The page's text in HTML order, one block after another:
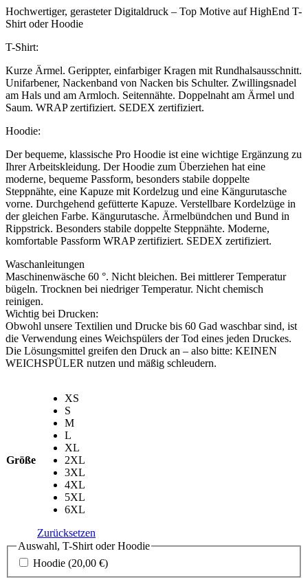
Hochwertiger, gerasteter Digitaldruck – Top Motive auf HighEnd T-
Shirt oder Hoodie
T-Shirt:
Kurze Ärmel. Gerippter, einfarbiger Kragen mit Rundhalsausschnitt.
Unifarbener, Nackenband von Nacken bis Schulter. Zwillingsnadel
am Hals und am Armloch. Seitennähte. Doppelnaht am Ärmel und
Saum. WRAP zertifiziert. SEDEX zertifiziert.
Hoodie:
Der bequeme, klassische Pro Hoodie ist eine wichtige Ergänzung zu
Ihrer Arbeitskleidung. Der Hoodie zum Überziehen hat eine
moderne, bequeme Passform, besonders stabile doppelte
Steppnähte, eine Kapuze mit Kordelzug und eine Kängurutasche
vorne. Durchgehend gefütterte Kapuze. Verstellbare Kordelzüge in
der gleichen Farbe. Kängurutasche. Ärmelbündchen und Bund in
Rippstrick. Besonders stabile doppelte Steppnähte. Moderne,
komfortable Passform WRAP zertifiziert. SEDEX zertifiziert.
Waschanleitungen
Maschinenwäsche 60 °. Nicht bleichen. Bei mittlerer Temperatur
bügeln. Trocknen bei niedriger Temperatur. Nicht chemisch
reinigen.
Wichtig bei Drucken:
Obwohl unsere Textilien und Drucke bis 60 Gad waschbar sind, ist
die Verwendung eines Weichspülers der Tod eines jeden Druckes.
Die Lösungsmittel greifen den Druck an – also bitte: KEINEN
WEICHSPÜLER nutzen und mäßig schleudern.
Größe
XS
S
M
L
XL
2XL
3XL
4XL
5XL
6XL
Zurücksetzen
Auswahl, T-Shirt oder Hoodie
Hoodie (20,00 €)